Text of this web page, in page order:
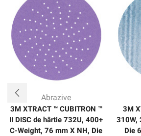
disc este conceput pentru a ajuta la
vibrațiile de mână de mână, la
completarea mai multor părți pe disc
abordează aplicații de măcinare
Abrazive
3M XTRACT ™ CUBITRON ™
II DISC de hârtie 732U, 400+
C-Weight, 76 mm X NH, Die
3M
310W,
Die